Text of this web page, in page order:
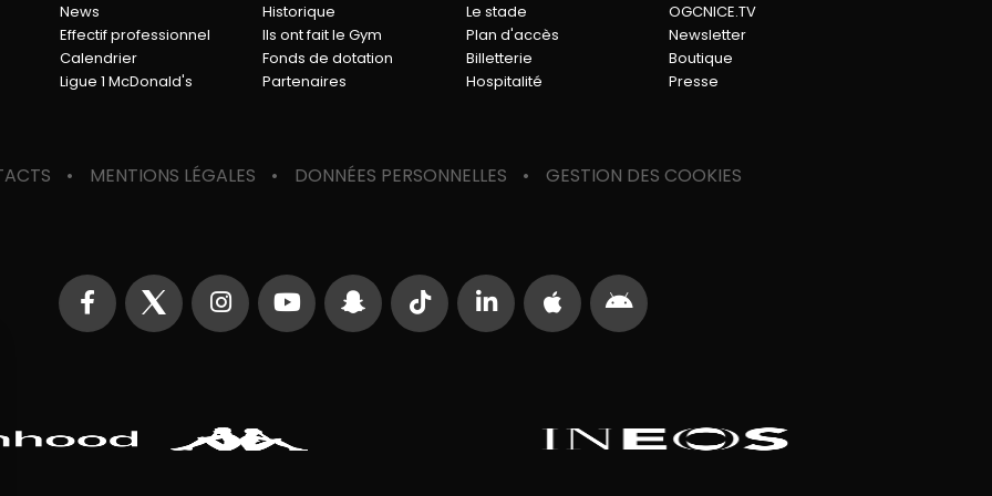
News
Effectif professionnel
Calendrier
Ligue 1 McDonald's
Historique
Ils ont fait le Gym
Fonds de dotation
Partenaires
Le stade
Plan d'accès
Billetterie
Hospitalité
OGCNICE.TV
Newsletter
Boutique
Presse
MENTIONS LÉGALES DONNÉES PERSONNELLES GESTION DES COOKIES